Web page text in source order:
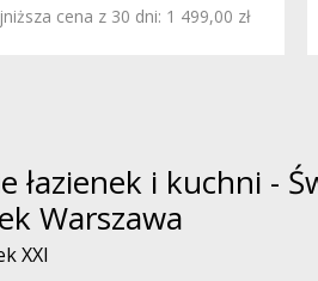
cena z 30 dni: 1 499,00 zł
łazienek i kuchni -
Warszawa
XXI